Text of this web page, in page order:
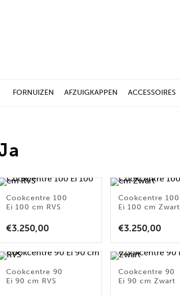
FORNUIZEN AFZUIGKAPPEN ACCESSOIRES
Cookcentre 100
Ei 100 cm RVS
€3.250,00
Cookcentre 100
Ei 100 cm Zwart
€3.250,00
Cookcentre 90
Ei 90 cm RVS
Cookcentre 90
Ei 90 cm Zwart